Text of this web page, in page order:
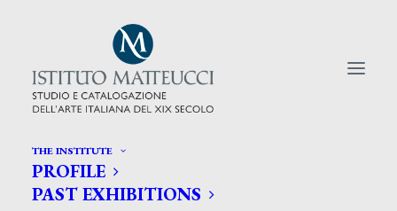
THE INSTITUTE
PROFILE
PAST EXHIBITIONS
CERCA TRA GLI ARTISTI: